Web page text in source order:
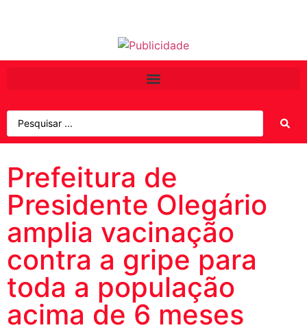
Prefeitura de
Presidente Olegário
amplia vacinação
contra a gripe para
toda a população
acima de 6 meses